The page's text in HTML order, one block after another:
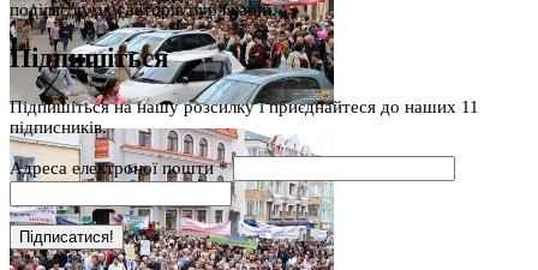
поділяє думку авторів публікацій.
Підпишіться
Підпишіться на нашу розсилку і приєднайтеся до наших 11
підписників.
Адреса електроної пошти*